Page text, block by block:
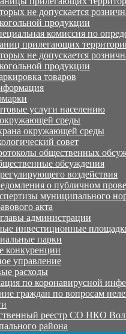
не допускается
продукции
комиссия по
прилегающих
не допускается
продукции
товаров
услуги населению
среды
окружающей среды
совет
общественных
обсуждения
воздействия
о публичном
муниципального
акта
администрации
инвестиционные
парки
конкуренции
управление
расходы
по коронавирусной
граждан по вопросам
реестр СО НКО
района